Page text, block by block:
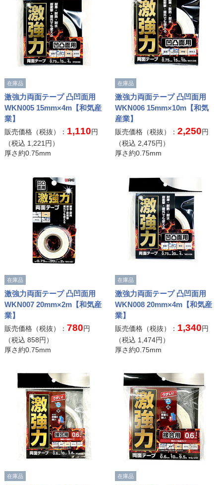
在庫品
激強力両面テープ 凸凹面用
WKN005 15mm×4m【和気産
業】
販売価格（税抜）： 1,110円
（税込 1,221円）
厚さ約0.75mm
在庫品
激強力両面テープ 凸凹面用
WKN006 15mm×10m【和気
産業】
販売価格（税抜）：2,250円
（税込2,475円）
厚さ約0.75mm
在庫品
激強力両面テープ 凸凹面用
WKN007 20mm×2m【和気産
業】
販売価格（税抜）： 780円
（税込 858円）
厚さ約0.75mm
在庫品
激強力両面テープ 凸凹面用
WKN008 20mm×4m【和気産
業】
販売価格（税抜）： 1,340円
（税込 1,474円）
厚さ約0.75mm
在庫品 在庫品